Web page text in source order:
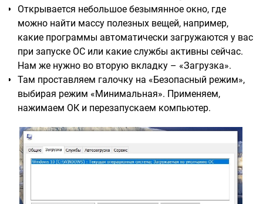
Открывается небольшое безымянное окно, где
можно найти массу полезных вещей, например,
какие программы автоматически загружаются у вас
при запуске ОС или какие службы активны сейчас.
Нам же нужно во вторую вкладку – «Загрузка».
Там проставляем галочку на «Безопасный режим»,
выбирая режим «Минимальная». Применяем,
нажимаем ОК и перезапускаем компьютер.